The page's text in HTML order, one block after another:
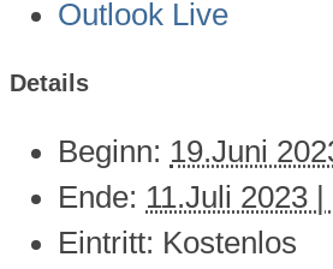
Outlook Live
Details
Beginn: 19.Juni
Ende: 11.Juli 2023
Eintritt: Kostenlos